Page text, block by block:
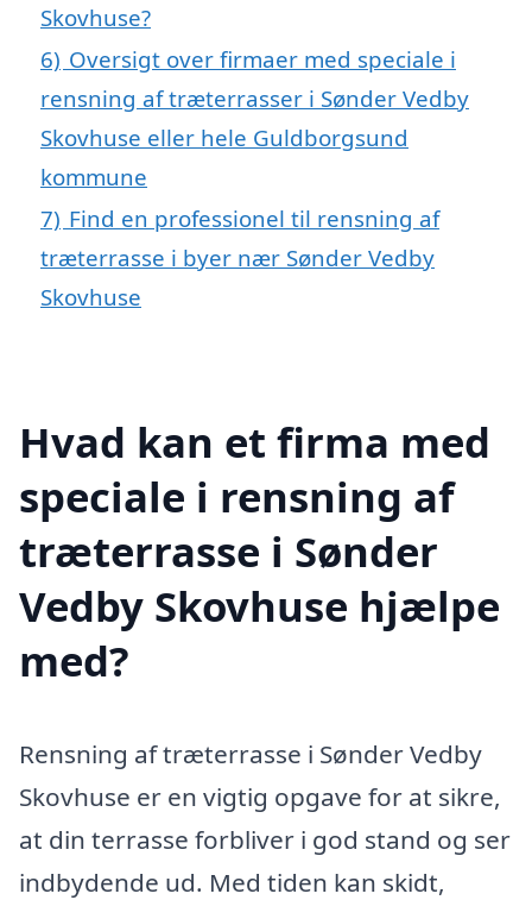
Skovhuse?
6) Oversigt over firmaer med speciale i
rensning af træterrasser i Sønder Vedby
Skovhuse eller hele Guldborgsund
kommune
7) Find en professionel til rensning af
træterrasse i byer nær Sønder Vedby
Skovhuse
Hvad kan et firma med
speciale i rensning af
træterrasse i Sønder
Vedby Skovhuse hjælpe
med?
Rensning af træterrasse i Sønder Vedby
Skovhuse er en vigtig opgave for at sikre,
at din terrasse forbliver i god stand og ser
indbydende ud. Med tiden kan skidt,